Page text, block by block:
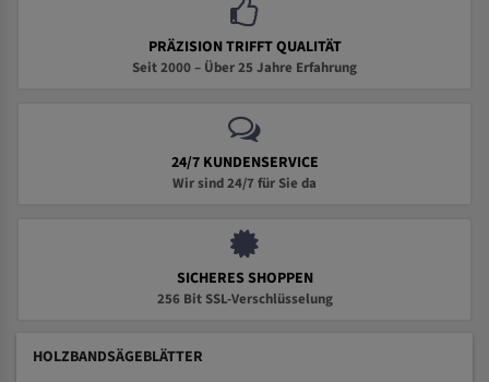
PRÄZISION TRIFFT QUALITÄT
Seit 2000 – Über 25 Jahre Erfahrung
24/7 KUNDENSERVICE
Wir sind 24/7 für Sie da
SICHERES SHOPPEN
256 Bit SSL-Verschlüsselung
HOLZBANDSÄGEBLÄTTER